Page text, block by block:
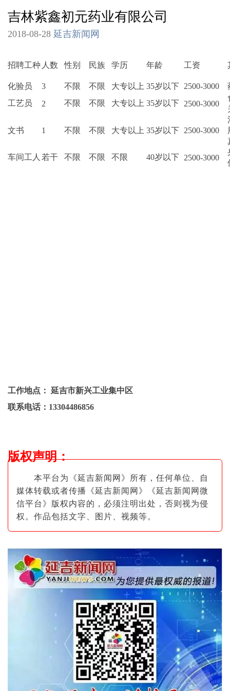
吉林紫鑫初元药业有限公司
2018-08-28 延吉新闻网
招聘工种 人数 性别 民族 学历 年龄 工资
化验员 3 不限 不限 大专以上 35岁以下 2500-3000
工艺员
2 不限 不限 大专以上 35岁以下 2500-3000
文书 1 不限 不限 大专以上 35岁以下 2500-3000
车间工人 若干 不限 不限 不限 40岁以下 2500-3000
工作地点： 延吉市新兴工业集中区
联系电话： 13304486856
版权声明：
本平台为《延吉新闻网》所有，任何单位、自
媒体转载或者传播《延吉新闻网》《延吉新闻网微
信平台》版权内容的，必须注明出处，否则视为侵
权。作品包括文字、图片 、视频等。